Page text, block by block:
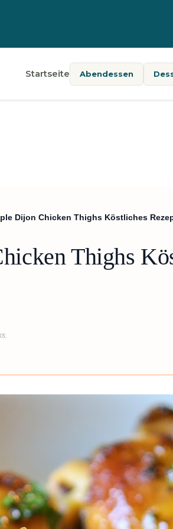
Startseite Abendessen
Dijon Chicken Thighs Köstliches
Thighs